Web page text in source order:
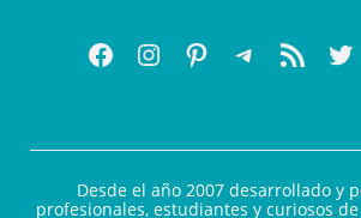
Desde el año 2007 desarrollado y
profesionales, estudiantes y curiosos